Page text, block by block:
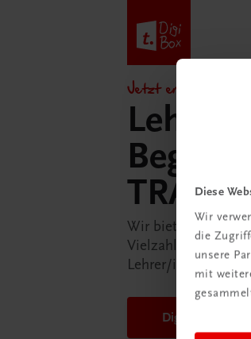
Diese
Wir
die
unsere
mit
Jetzt entdecken!
Lehrer/
Wir bieten Ihnen in
Vielzahl an
Lehrer/in ein Stück
DigiBox für